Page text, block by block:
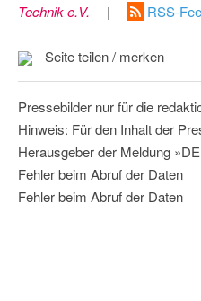
Technik e.V.
| RSS-
Seite teilen / merken
Pressebilder nur für die
Hinweis: Für den Inhalt der
Herausgeber der Meldung
Fehler beim Abruf der Daten
Fehler beim Abruf der Daten